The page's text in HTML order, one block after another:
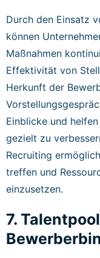
Durch den Einsatz
können
Maßnahmen
Effektivität von
Herkunft der
Einblicke und
gezielt zu
Recruiting
treffen und
einzusetzen.
7.